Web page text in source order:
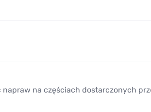
napraw na częściach dostarczonych